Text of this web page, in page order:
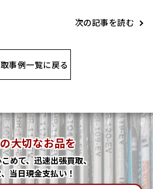
次の記事を読む
事例一覧に戻る
大切なお品を
めて、迅速出張買取、
当日現金支払い！